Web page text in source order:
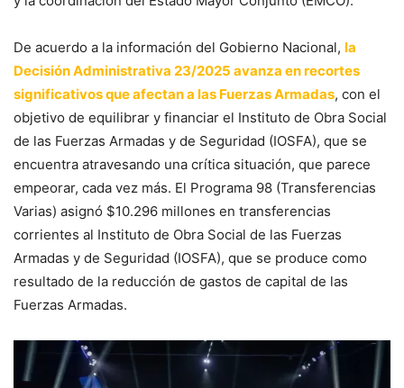
De acuerdo a la información del Gobierno Nacional, la
Decisión Administrativa 23/2025 avanza en recortes
significativos que afectan a las Fuerzas Armadas, con el
objetivo de equilibrar y financiar el Instituto de Obra Social
de las Fuerzas Armadas y de Seguridad (IOSFA), que se
encuentra atravesando una crítica situación, que parece
empeorar, cada vez más. El Programa 98 (Transferencias
Varias) asignó $10.296 millones en transferencias
corrientes al Instituto de Obra Social de las Fuerzas
Armadas y de Seguridad (IOSFA), que se produce como
resultado de la reducción de gastos de capital de las
Fuerzas Armadas.